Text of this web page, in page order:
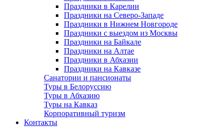
Праздники в Карелии
Праздники на Северо-Западе
Праздники в Нижнем Новгороде
Праздники с выездом из Москвы
Праздники на Байкале
Праздники на Алтае
Праздники в Абхазии
Праздники на Кавказе
Санатории и пансионаты
Туры в Белоруссию
Туры в Абхазию
Туры на Кавказ
Корпоративный туризм
Контакты